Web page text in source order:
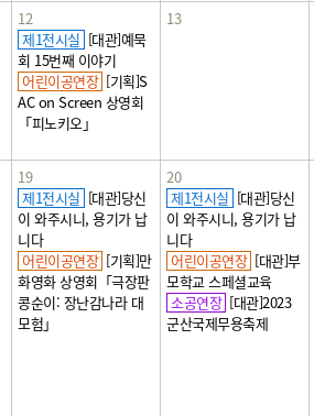
12
제1전시실 [대관]예묵
회 15번째 이야기
어린이공연장 [기획]S
AC on Screen 상영회
「피노키오」
13
19
제1전시실 [대관]당신
이 와주시니, 용기가 납
니다
어린이공연장 [기획]만
화영화 상영회「극장판
콩순이: 장난감나라 대
모험」
20
제1전시실 [대관]당신
이 와주시니, 용기가 납
니다
어린이공연장 [대관]부
모학교 스페셜교육
소공연장 [대관]2023
군산국제무용축제